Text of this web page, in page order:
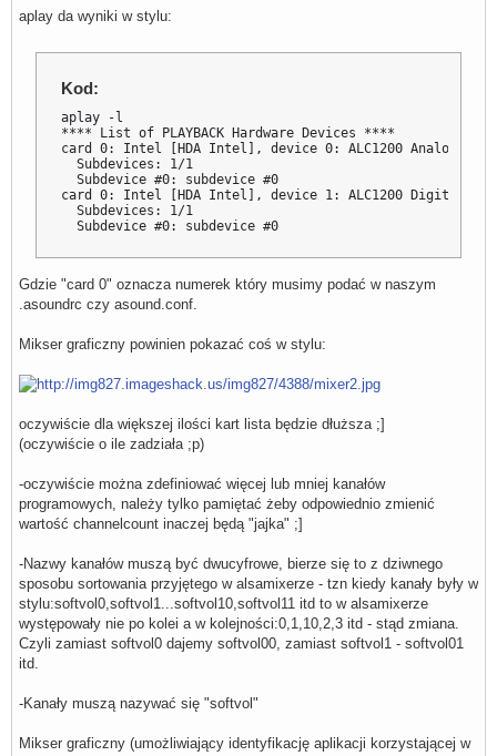
        card        0
    }
    type            softvol
        pcm         "dmixer"
    }
    control {
        name        "Softvol03"
        card        0
    }
    type            softvol
        pcm         "dmixer"
    }
        name        "Softvol04"
        card        0
}
    type            softvol
    slave {
    }
    control {
        name        "Softvol05"
        card        0
pcm.softvol06 {
    type            softvol
    slave {
        pcm         "dmixer"
    }
    }
aplay da wyniki w stylu:
Kod:
aplay -l
**** List of PLAYBACK Hardware Devices ****
card 0: Intel [HDA Intel], device 0: ALC1200 Analog
  Subdevices: 1/1
  Subdevice #0: subdevice #0
card 0: Intel [HDA Intel], device 1: ALC1200 Digital
  Subdevices: 1/1
  Subdevice #0: subdevice #0
Gdzie "card 0" oznacza numerek który musimy podać w naszym
.asoundrc czy asound.conf.
Mikser graficzny powinien pokazać coś w stylu:
oczywiście dla większej ilości kart lista będzie dłuższa ;]
(oczywiście o ile zadziała ;p)
-oczywiście można zdefiniować więcej lub mniej kanałów
programowych, należy tylko pamiętać żeby odpowiednio zmienić
wartość channelcount inaczej będą "jajka" ;]
-Nazwy kanałów muszą być dwucyfrowe, bierze się to z dziwnego
sposobu sortowania przyjętego w alsamixerze - tzn kiedy kanały były w
stylu:softvol0,softvol1...softvol10,softvol11 itd to w alsamixerze
występowały nie po kolei a w kolejności:0,1,10,2,3 itd - stąd zmiana.
Czyli zamiast softvol0 dajemy softvol00, zamiast softvol1 - softvol01
itd.
-Kanały muszą nazywać się "softvol"
Mikser graficzny (umożliwiający identyfikację aplikacji korzystającej w